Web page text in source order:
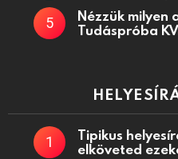
Nézzük milyen
Tudáspróba
Tipikus
elköveted